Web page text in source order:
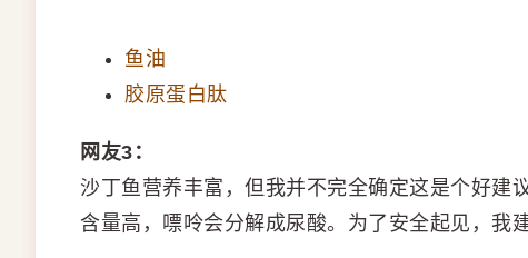
鱼油
胶原蛋白肽
网友3：
沙丁鱼营养丰富，但我并不完全确定这是个好建
含量高，嘌呤会分解成尿酸。为了安全起见，我